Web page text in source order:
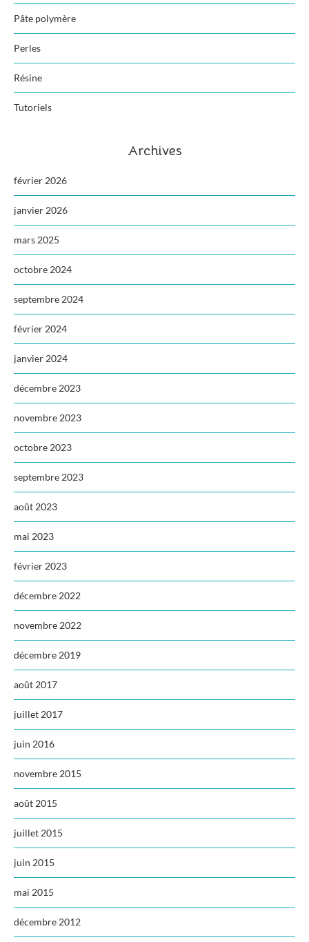
Pâte polymère
Perles
Résine
Tutoriels
Archives
février 2026
janvier 2026
mars 2025
octobre 2024
septembre 2024
février 2024
janvier 2024
décembre 2023
novembre 2023
octobre 2023
septembre 2023
août 2023
mai 2023
février 2023
décembre 2022
novembre 2022
décembre 2019
août 2017
juillet 2017
juin 2016
novembre 2015
août 2015
juillet 2015
juin 2015
mai 2015
décembre 2012